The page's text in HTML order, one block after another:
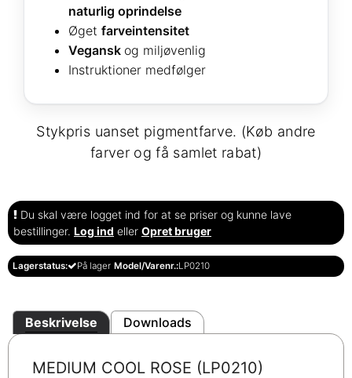
naturlig oprindelse
Øget farveintensitet
Vegansk og miljøvenlig
Instruktioner medfølger
Stykpris uanset pigmentfarve. (Køb andre
farver og få samlet rabat)
Du skal være logget ind for at se priser og kunne lave
bestillinger. Log ind eller Opret bruger
Lagerstatus: På lager Model/Varenr.:LP0210
Beskrivelse Downloads
MEDIUM COOL ROSE (LP0210)